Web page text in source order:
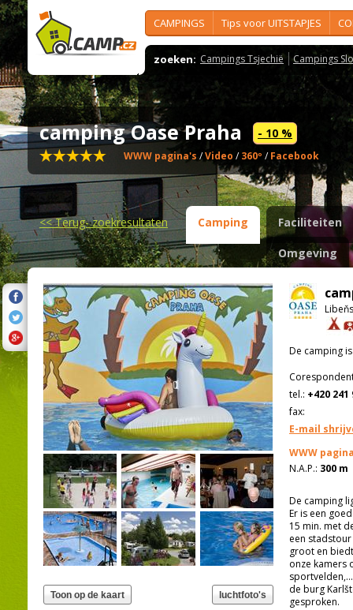
CAMPINGS Tips voor UITSTAPJES
zoeken: Campings Tsjechië Campings
camping Oase Praha - 10 %
WWW pagina's /Video /360º /Facebook
<<Terug- zoekresultaten Camping Faciliteiten
Omgeving
De camping
tel.: +420 241
fax:
E-mail
WWW
N.A.P.: 300 m
De camping
Er is een
15 min. met
een
groot en
onze kamers
de burg
gesproken.